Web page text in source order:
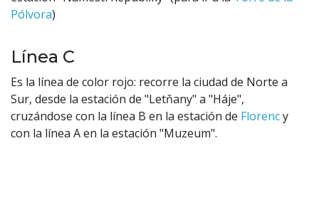
Pólvora)
Línea C
Es la línea de color rojo: recorre la ciudad de Norte a
Sur, desde la estación de "Letňany" a "Háje",
cruzándose con la línea B en la estación de Florency
con la línea A en la estación "Muzeum".